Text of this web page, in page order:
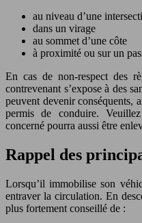
au niveau d’une
dans un virage
au sommet d’une côte
à proximité ou sur un
En cas de non-respect des
contrevenant s’expose à des
peuvent devenir conséquents,
permis de conduire.
concerné pourra aussi être
Rappel des
Lorsqu’il immobilise son
entraver la circulation. En
plus fortement conseillé de :